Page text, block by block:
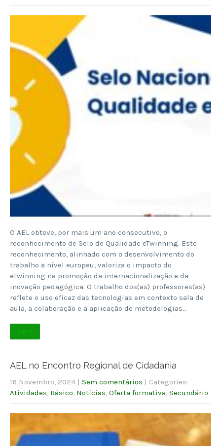
O AEL obteve, por mais um ano consecutivo, o
reconhecimento de Selo de Qualidade eTwinning. Este
reconhecimento, alinhado com o desenvolvimento do
trabalho a nível europeu, valoriza o impacto do
eTwinning na promoção da internacionalização e da
inovação pedagógica. O trabalho dos(as) professores(as)
reflete o uso eficaz das tecnologias em contexto sala de
aula, a colaboração e a aplicação de metodologias…
Ler +
AEL no Encontro Regional de Cidadania
16 Novembro, 2024 | Sem comentários | Categories:
Atividades Básico Notícias Oferta formativa Secundário